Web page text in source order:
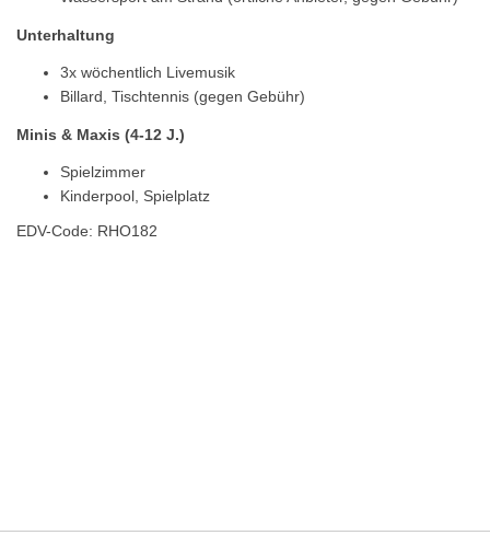
Unterhaltung
3x wöchentlich Livemusik
Billard, Tischtennis (gegen Gebühr)
Minis & Maxis (4-12 J.)
Spielzimmer
Kinderpool, Spielplatz
EDV-Code: RHO182